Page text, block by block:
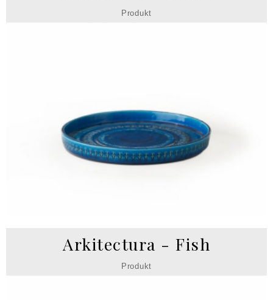
Produkt
Arkitectura - Fish
Produkt